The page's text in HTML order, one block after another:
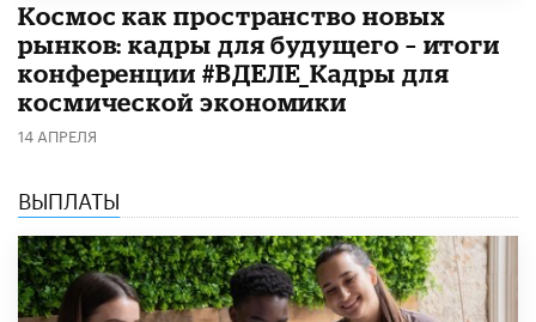
Космос как пространство новых
рынков: кадры для будущего – итоги
конференции #ВДЕЛЕ_Кадры для
космической экономики
14 АПРЕЛЯ
ВЫПЛАТЫ